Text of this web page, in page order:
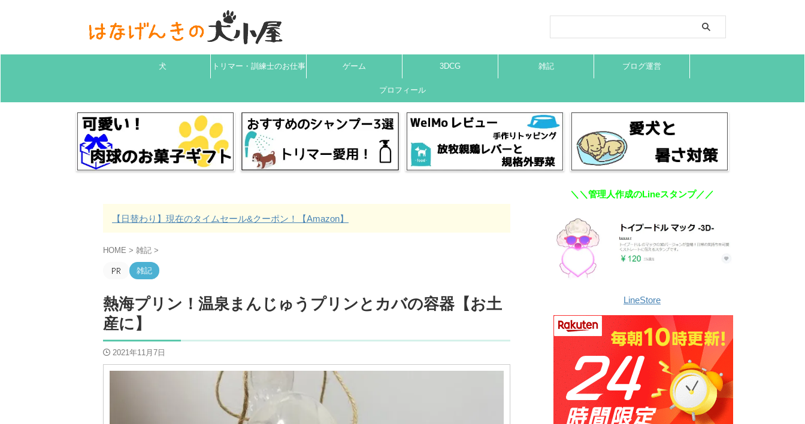
犬 トリマー・訓練士のお仕事 ゲーム 3DCG 雑記 ブログ運営
プロフィール
【日替わり】現在のタイムセール&クーポン！【Amazon】
HOME > 雑記 >
雑記
熱海プリン！温泉まんじゅうプリンとカバの容器【お土
産に】
2021年11月7日
＼＼管理人作成のLineスタンプ／／
LineStore